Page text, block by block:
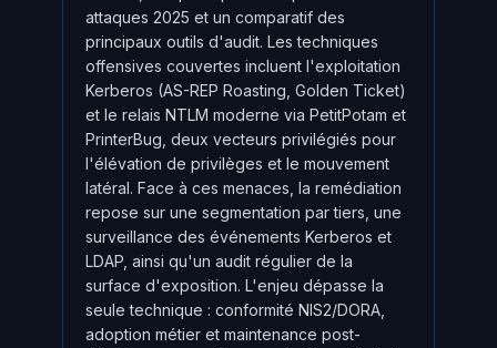
attaques 2025 et un comparatif des
principaux outils d'audit. Les techniques
offensives couvertes incluent l'exploitation
Kerberos (AS-REP Roasting, Golden Ticket)
et le relais NTLM moderne via PetitPotam et
PrinterBug, deux vecteurs privilégiés pour
l'élévation de privilèges et le mouvement
latéral. Face à ces menaces, la remédiation
repose sur une segmentation par tiers, une
surveillance des événements Kerberos et
LDAP, ainsi qu'un audit régulier de la
surface d'exposition. L'enjeu dépasse la
seule technique : conformité NIS2/DORA,
adoption métier et maintenance post-